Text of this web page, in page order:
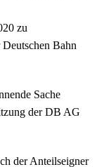
zu
Bahn
Sache
der DB AG
der Anteilseigner